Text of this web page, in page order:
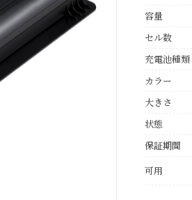
容量
セル数
充電池種類
カラー
大きさ
状態
保証期間
可用